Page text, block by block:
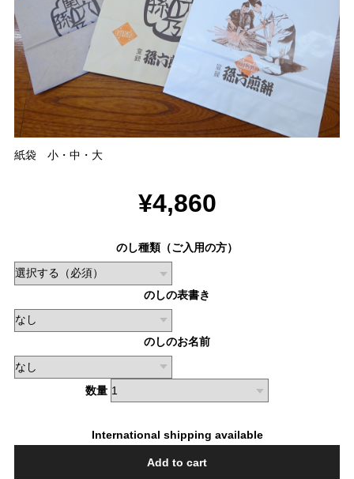
紙袋 小・中・大
¥4,860
のし種類（ご入用の方）
のしの表書き
のしのお名前
数量
International shipping available
Add to cart